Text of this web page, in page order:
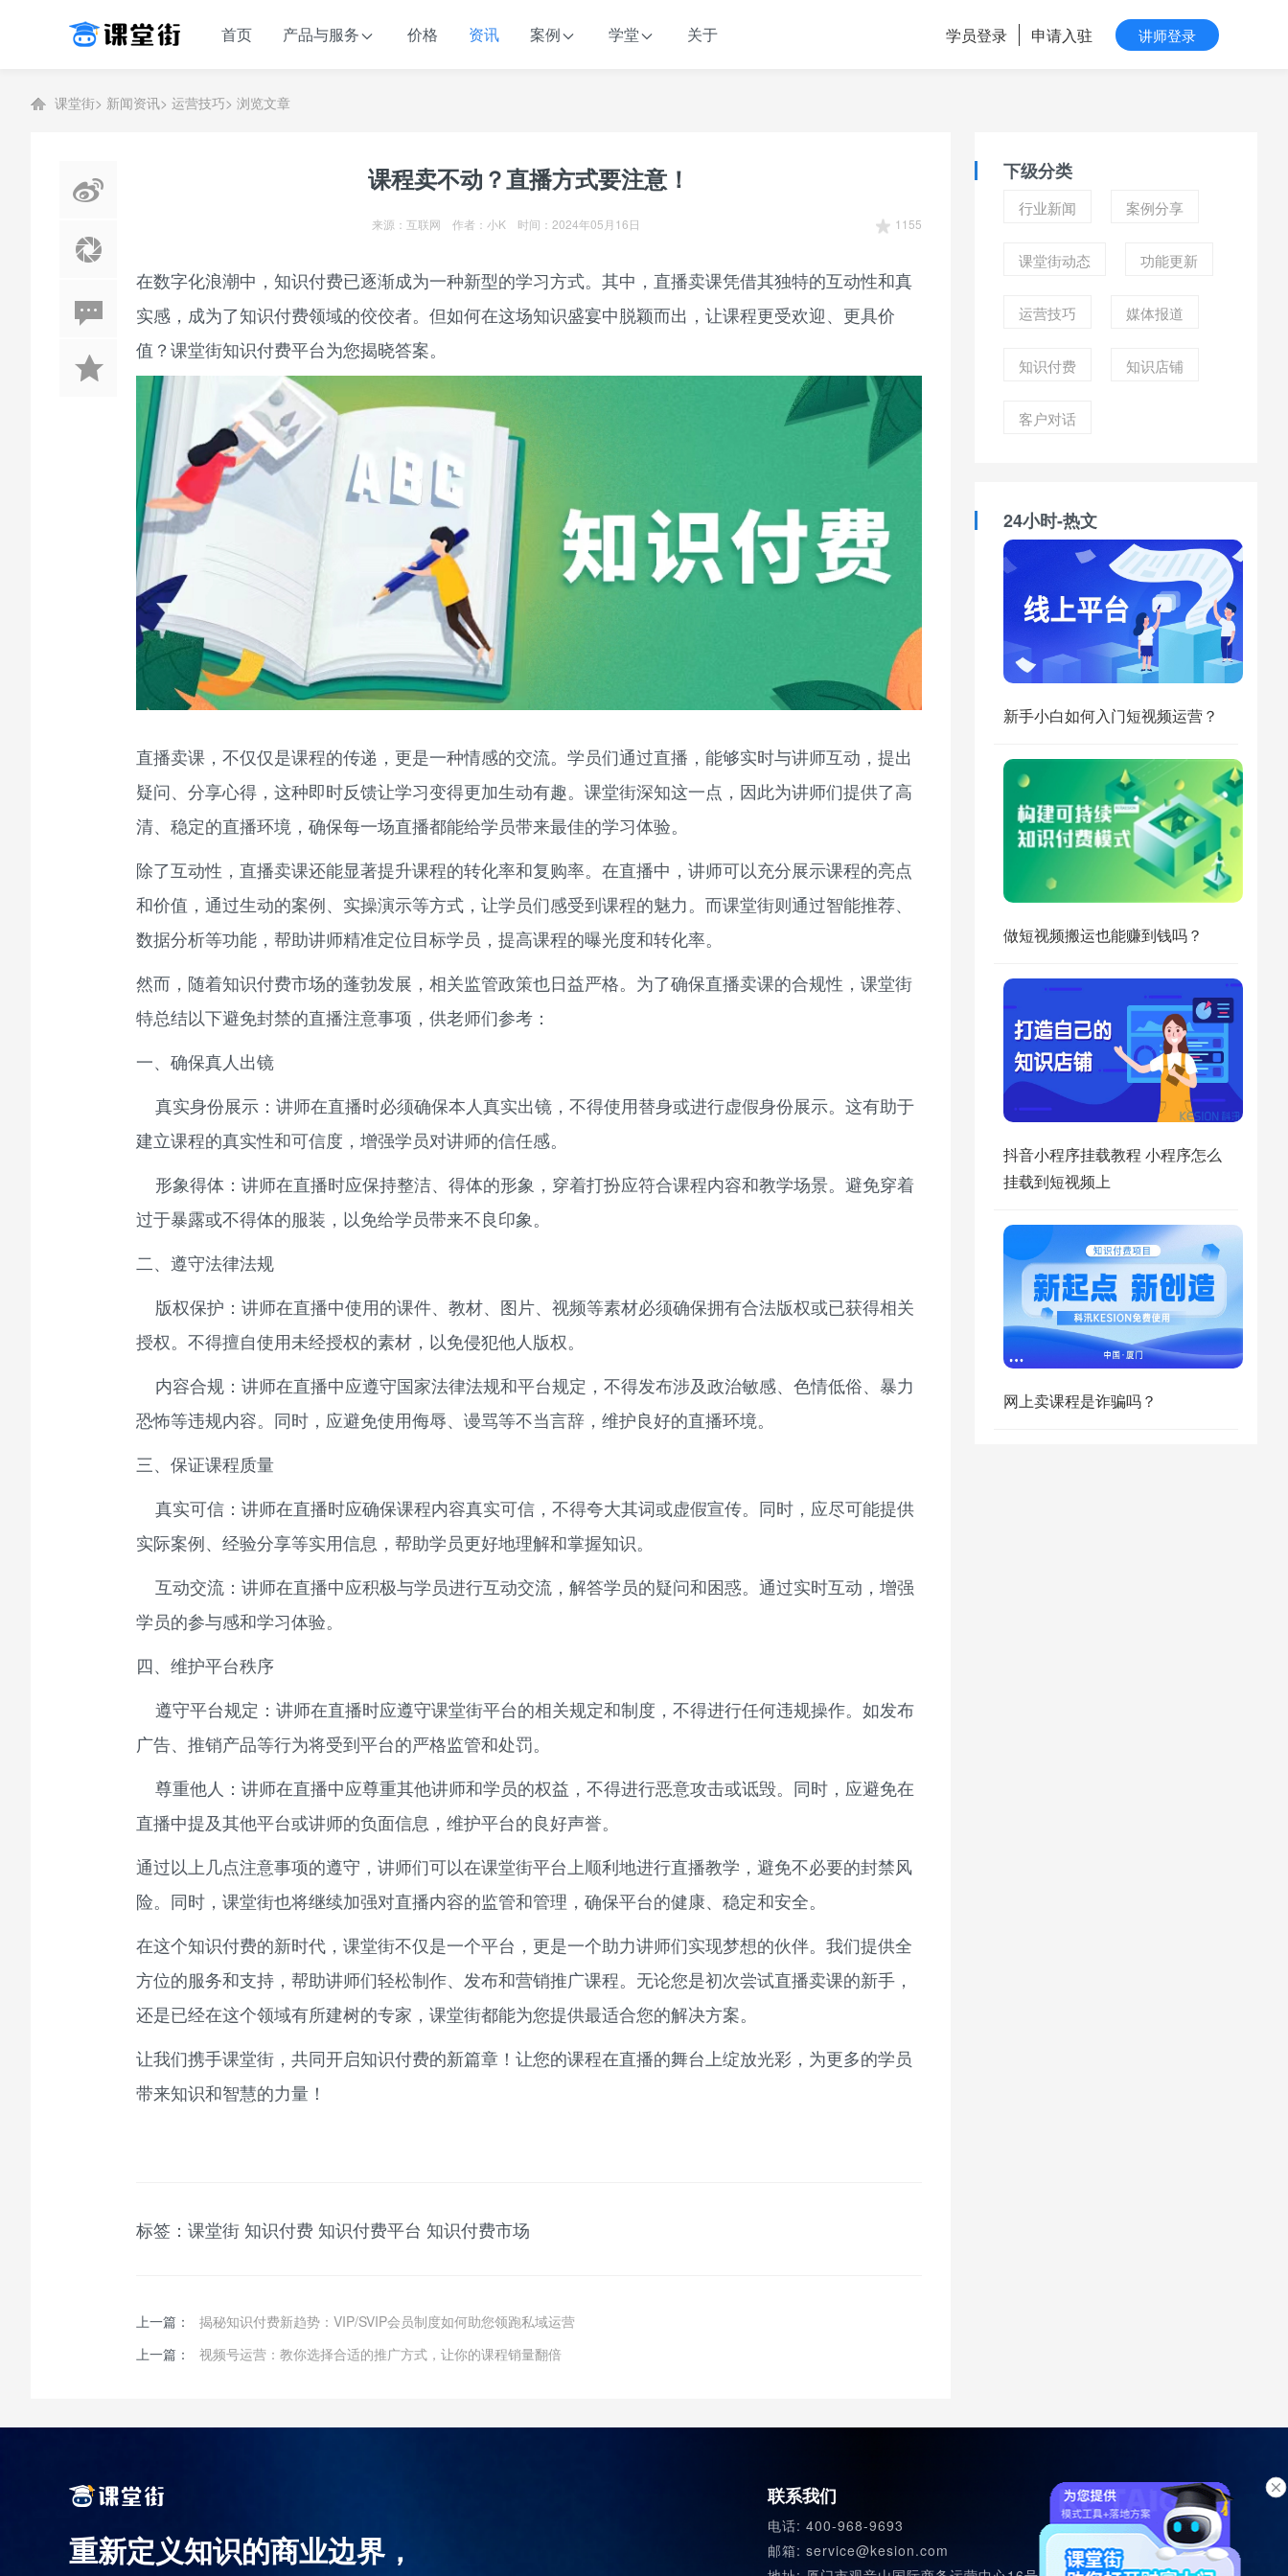
首页 产品与服务 价格 资讯 案例 学堂 关于 学员登录 申请入驻 讲师登录
课堂街> 新闻资讯> 运营技巧> 浏览文章
课程卖不动？直播方式要注意！
1155
来源：互联网 作者：小K 时间：2024年05月16日
在数字化浪潮中， 知识付费已逐渐成为一种新型的学习方式。其中，直播卖课凭借其独特的互动性和真
实感，成为了知识付费领域的佼佼者。但如何在这场知识盛宴中脱颖而出，让课程更受欢迎、更具价
值？课堂街知识付费平台为您揭晓答案。
直播卖课，不仅仅是课程的传递，更是一种情感的交流。学员们通过直播，能够实时与讲师互动，提出
疑问、分享心得，这种即时反馈让学习变得更加生动有趣。课堂街深知这一点，因此为讲师们提供了高
清、稳定的直播环境，确保每一场直播都能给学员带来最佳的学习体验。
除了互动性，直播卖课还能显著提升课程的转化率和复购率。在直播中，讲师可以充分展示课程的亮点
和价值，通过生动的案例、实操演示等方式，让学员们感受到课程的魅力。而课堂街则通过智能推荐、
数据分析等功能，帮助讲师精准定位目标学员，提高课程的曝光度和转化率。
然而，随着知识付费市场的蓬勃发展，相关监管政策也日益严格。为了确保直播卖课的合规性，课堂街
特总结以下避免封禁的直播注意事项，供老师们参考：
一、确保真人出镜
真实身份展示：讲师在直播时必须确保本人真实出镜，不得使用替身或进行虚假身份展示。这有助于
建立课程的真实性和可信度，增强学员对讲师的信任感。
形象得体：讲师在直播时应保持整洁、得体的形象，穿着打扮应符合课程内容和教学场景。避免穿着
过于暴露或不得体的服装，以免给学员带来不良印象。
二、遵守法律法规
版权保护：讲师在直播中使用的课件、教材、图片、视频等素材必须确保拥有合法版权或已获得相关
授权。不得擅自使用未经授权的素材，以免侵犯他人版权。
内容合规：讲师在直播中应遵守国家法律法规和平台规定，不得发布涉及政治敏感、色情低俗、暴力
恐怖等违规内容。同时，应避免使用侮辱、谩骂等不当言辞，维护良好的直播环境。
三、保证课程质量
真实可信：讲师在直播时应确保课程内容真实可信，不得夸大其词或虚假宣传。同时，应尽可能提供
实际案例、经验分享等实用信息，帮助学员更好地理解和掌握知识。
互动交流：讲师在直播中应积极与学员进行互动交流，解答学员的疑问和困惑。通过实时互动，增强
学员的参与感和学习体验。
四、维护平台秩序
遵守平台规定：讲师在直播时应遵守课堂街平台的相关规定和制度，不得进行任何违规操作。如发布
广告、推销产品等行为将受到平台的严格监管和处罚。
尊重他人：讲师在直播中应尊重其他讲师和学员的权益，不得进行恶意攻击或诋毁。同时，应避免在
直播中提及其他平台或讲师的负面信息，维护平台的良好声誉。
通过以上几点注意事项的遵守，讲师们可以在课堂街平台上顺利地进行直播教学，避免不必要的封禁风
险。同时，课堂街也将继续加强对直播内容的监管和管理，确保平台的健康、稳定和安全。
在这个知识付费的新时代，课堂街不仅是一个平台，更是一个助力讲师们实现梦想的伙伴。我们提供全
方位的服务和支持，帮助讲师们轻松制作、发布和营销推广课程。无论您是初次尝试直播卖课的新手，
还是已经在这个领域有所建树的专家，课堂街都能为您提供最适合您的解决方案。
让我们携手课堂街，共同开启知识付费的新篇章！让您的课程在直播的舞台上绽放光彩，为更多的学员
带来知识和智慧的力量！
标签： 课堂街 知识付费 知识付费平台 知识付费市场
上一篇：
揭秘知识付费新趋势：VIP/SVIP会员制度如何助您领跑私域运营
上一篇：
视频号运营：教你选择合适的推广方式，让你的课程销量翻倍
下级分类
行业新闻 案例分享
课堂街动态 功能更新
运营技巧 媒体报道
知识付费 知识店铺
客户对话
24小时-热文
新手小白如何入门短视频运营？
做短视频搬运也能赚到钱吗？
抖音小程序挂载教程 小程序怎么
挂载到短视频上
网上卖课程是诈骗吗？
重新定义知识的商业边界，
联系我们
电话: 400-968-9693
邮箱: service@kesion.com